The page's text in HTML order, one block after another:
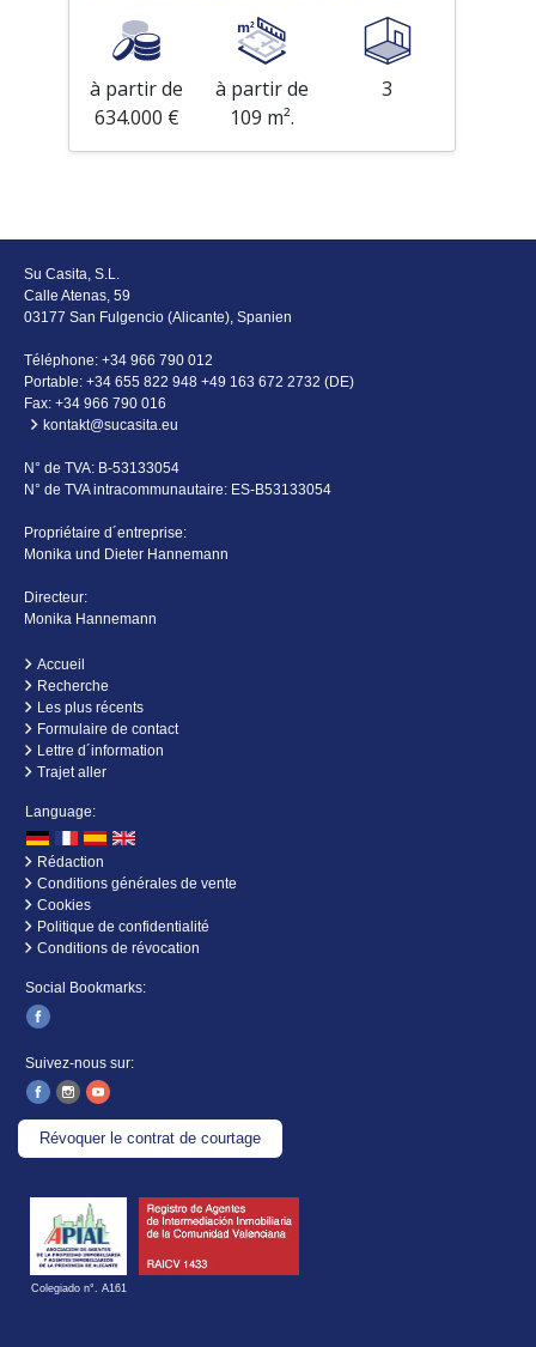
à partir de
634.000 €
à partir de
109 m².
3
Su Casita, S.L.
Calle Atenas, 59
03177 San Fulgencio (Alicante), Spanien
Téléphone: +34 966 790 012
Portable: +34 655 822 948 +49 163 672 2732 (DE)
Fax: +34 966 790 016
kontakt@sucasita.eu
N° de TVA: B-53133054
N° de TVA intracommunautaire: ES-B53133054
Propriétaire d´entreprise:
Monika und Dieter Hannemann
Directeur:
Monika Hannemann
Accueil
Recherche
Les plus récents
Formulaire de contact
Lettre d´information
Trajet aller
Language:
Rédaction
Conditions générales de vente
Cookies
Politique de confidentialité
Conditions de révocation
Social Bookmarks:
Suivez-nous sur:
Révoquer le contrat de courtage
Colegiado n°. A161